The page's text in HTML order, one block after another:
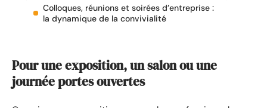
Colloques, réunions et soirées d’entreprise :
la dynamique de la convivialité
Pour une exposition, un salon ou une
journée portes ouvertes